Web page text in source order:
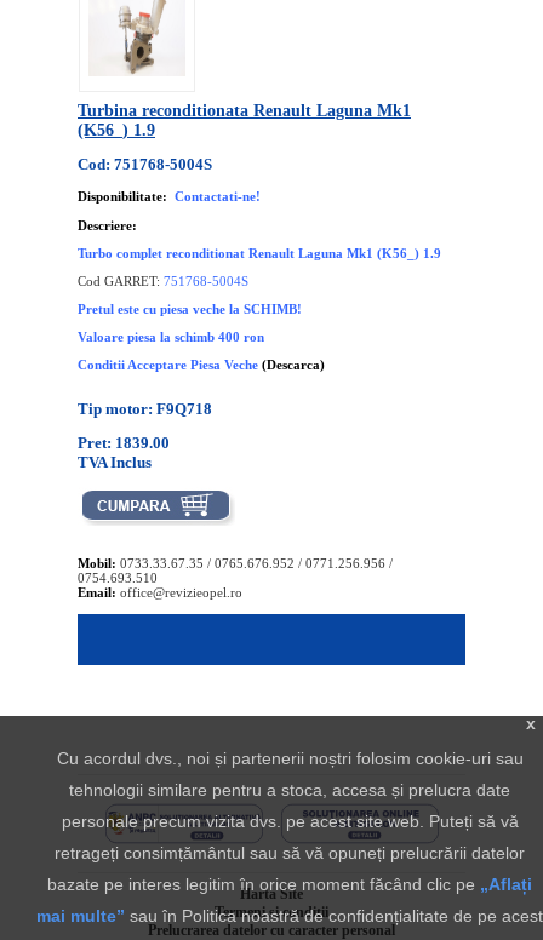
Turbina reconditionata Renault Laguna Mk1
(K56_) 1.9
Cod: 751768-5004S
Disponibilitate: Contactati-ne!
Descriere:
Turbo complet reconditionat Renault Laguna Mk1 (K56_) 1.9
Cod GARRET: 751768-5004S
Pretul este cu piesa veche la SCHIMB!
Valoare piesa la schimb 400 ron
Conditii Acceptare Piesa Veche (Descarca)
Tip motor: F9Q718
Pret: 1839.00
TVA Inclus
Mobil: 0733.33.67.35 / 0765.676.952 / 0771.256.956 /
0754.693.510
Email: office@revizieopel.ro
Harta Site
Termeni si conditii
Prelucrarea datelor cu caracter personal
x
Cu acordul dvs., noi și partenerii noștri folosim cookie-uri sau
tehnologii similare pentru a stoca, accesa și prelucra date
personale precum vizita dvs. pe acest site web. Puteți să vă
retrageți consimțământul sau să vă opuneți prelucrării datelor
bazate pe interes legitim în orice moment făcând clic pe „Aflați
mai multe” sau în Politica noastră de confidențialitate de pe acest